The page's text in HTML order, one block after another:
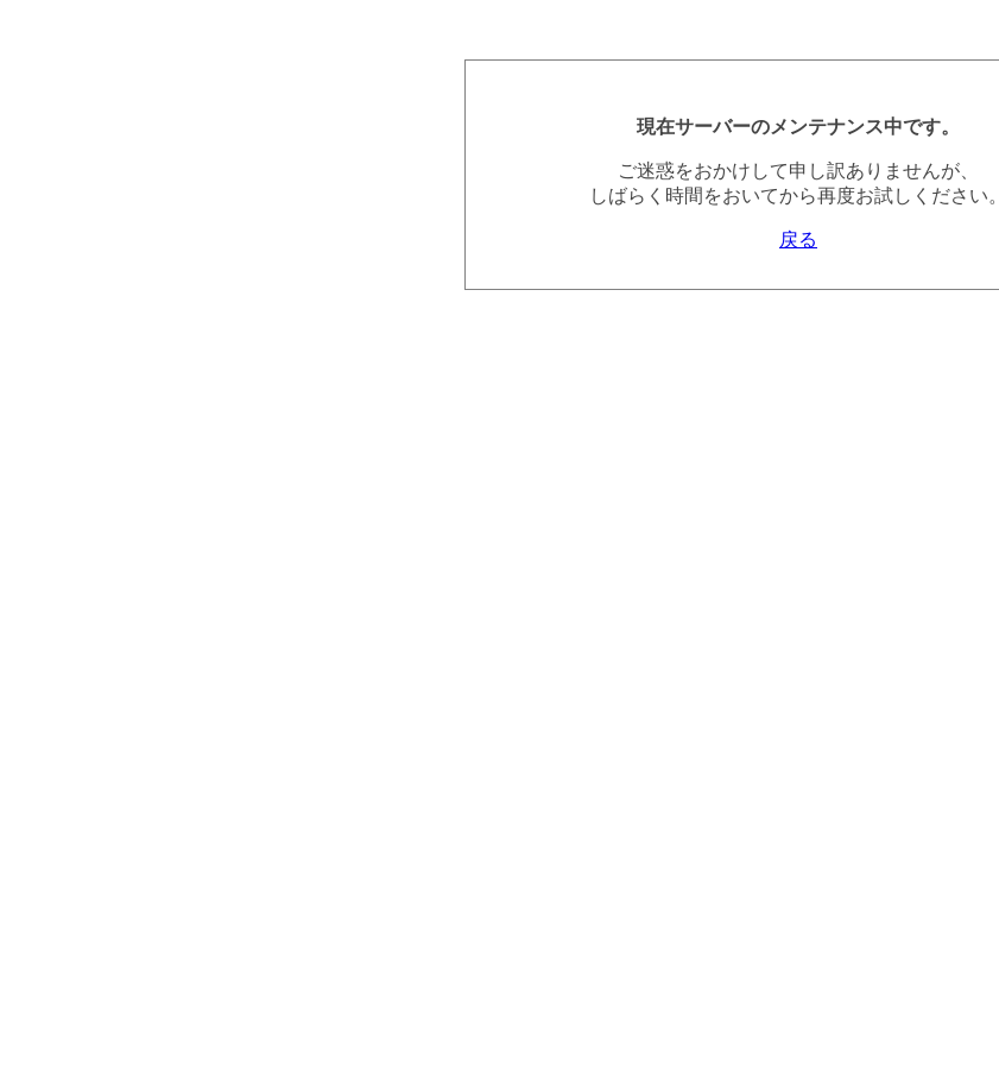
現在サーバーのメンテナンス中です。
ご迷惑をおかけして申し訳ありませんが、
しばらく時間をおいてから再度お試しください。
戻る